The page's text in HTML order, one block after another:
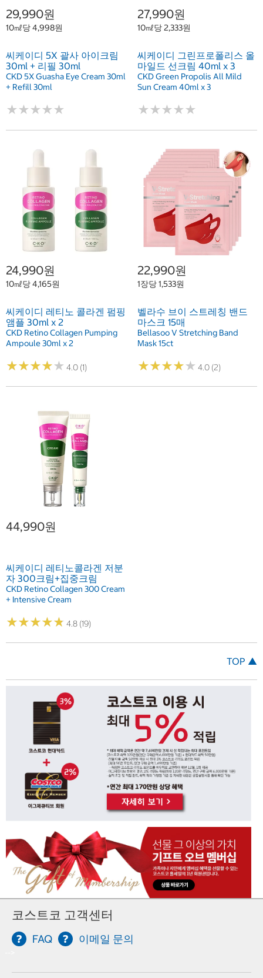
29,990원
10㎖당 4,998원
씨케이디 5X 괄사 아이크림
30ml + 리필 30ml
CKD 5X Guasha Eye Cream 30ml
+ Refill 30ml
★★★★★
★★★★★
27,990원
10㎖당 2,333원
씨케이디 그린프로폴리스 올
마일드 선크림 40ml x 3
CKD Green Propolis All Mild
Sun Cream 40ml x 3
★★★★★
★★★★★
24,990원
10㎖당 4,165원
씨케이디 레티노 콜라겐 펌핑
앰플 30ml x 2
CKD Retino Collagen Pumping
Ampoule 30ml x 2
★★★★★
★★★★★ 4.0 (1)
22,990원
1장당 1,533원
벨라수 브이 스트레칭 밴드
마스크 15매
Bellasoo V Stretching Band
Mask 15ct
★★★★★
★★★★★ 4.0 (2)
44,990원
씨케이디 레티노콜라겐 저분
자 300크림+집중크림
CKD Retino Collagen 300 Cream
+ Intensive Cream
★★★★★
★★★★★ 4.8 (19)
TOP ▲
코스트코 고객센터
FAQ 이메일 문의